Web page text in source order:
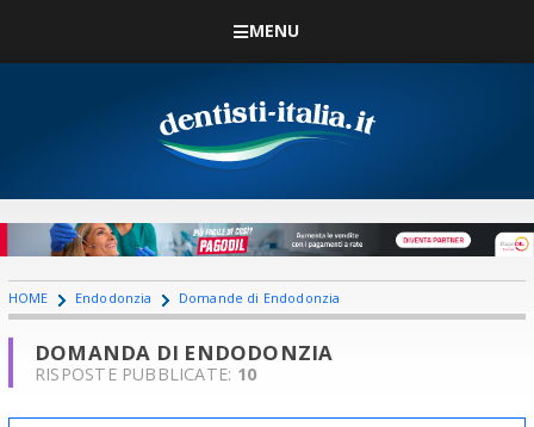
MENU
HOME Endodonzia Domande di Endodonzia
DOMANDA DI ENDODONZIA
RISPOSTE PUBBLICATE: 10